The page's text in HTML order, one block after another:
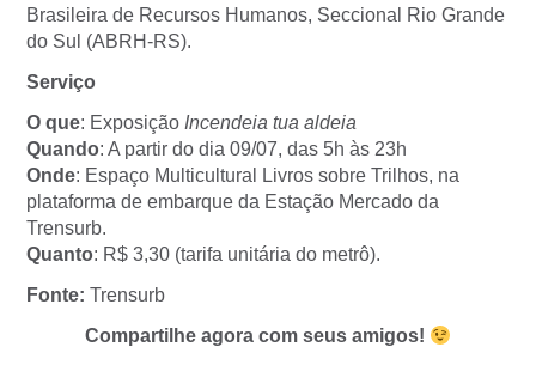
Brasileira de Recursos Humanos, Seccional Rio Grande
do Sul (ABRH-RS).
Serviço
O que: Exposição Incendeia tua aldeia
Quando: A partir do dia 09/07, das 5h às 23h
Onde: Espaço Multicultural Livros sobre Trilhos, na
plataforma de embarque da Estação Mercado da
Trensurb.
Quanto: R$ 3,30 (tarifa unitária do metrô).
Fonte: Trensurb
Compartilhe agora com seus amigos!